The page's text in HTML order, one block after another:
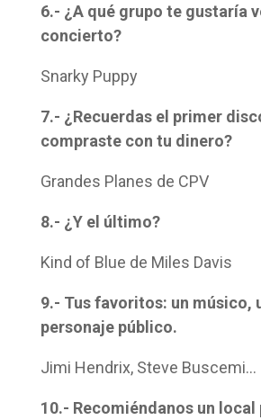
6.- ¿A qué grupo te gustaría
concierto?
Snarky Puppy
7.- ¿Recuerdas el primer
compraste con tu dinero?
Grandes Planes de CPV
8.- ¿Y el último?
Kind of Blue de Miles Davis
9.- Tus favoritos: un músico,
personaje público.
Jimi Hendrix, Steve Buscemi…
10.- Recomiéndanos un local